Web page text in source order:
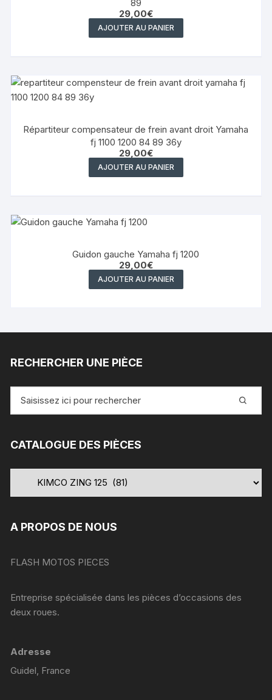
89
29,00€
AJOUTER AU PANIER
Répartiteur compensateur de frein avant droit Yamaha
fj 1100 1200 84 89 36y
29,00€
AJOUTER AU PANIER
Guidon gauche Yamaha fj 1200
29,00€
AJOUTER AU PANIER
RECHERCHER UNE PIÈCE
pour
CATALOGUE DES PIÈCES
A PROPOS DE NOUS
FLASH MOTOS PIECES
Entreprise spécialisée dans les pièces d’occasions des
deux roues.
Adresse
Guidel, France